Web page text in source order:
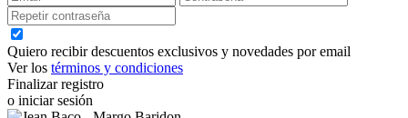
Quiero recibir descuentos exclusivos y novedades por email
Ver los términos y condiciones
Finalizar registro
o iniciar sesión